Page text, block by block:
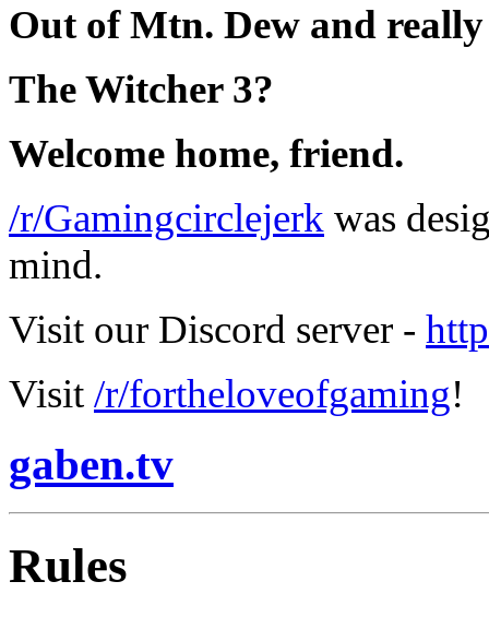
Out of Mtn. Dew and
The Witcher 3?
Welcome home, friend.
/r/Gamingcirclejerk was
mind.
Visit our Discord server -
Visit /r/fortheloveofgaming!
gaben.tv
Rules